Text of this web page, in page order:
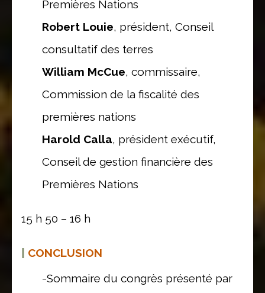
Premières Nations
Robert Louie, président, Conseil
consultatif des terres
William McCue, commissaire,
Commission de la fiscalité des
premières nations
Harold Calla, président exécutif,
Conseil de gestion financière des
Premières Nations
15 h 50 – 16 h
CONCLUSION
-Sommaire du congrès présenté par